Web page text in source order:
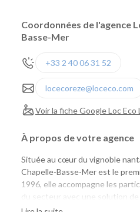
Coordonnées de l'agence
Basse-Mer
+33 2 40 06 31 52
locecoreze@loceco.com
Voir la fiche Google Loc Eco
À propos de votre agence
Située au cœur du vignoble
Chapelle-Basse-Mer est le
1996, elle accompagne les
du secteur avec une solution
simple, économique et de